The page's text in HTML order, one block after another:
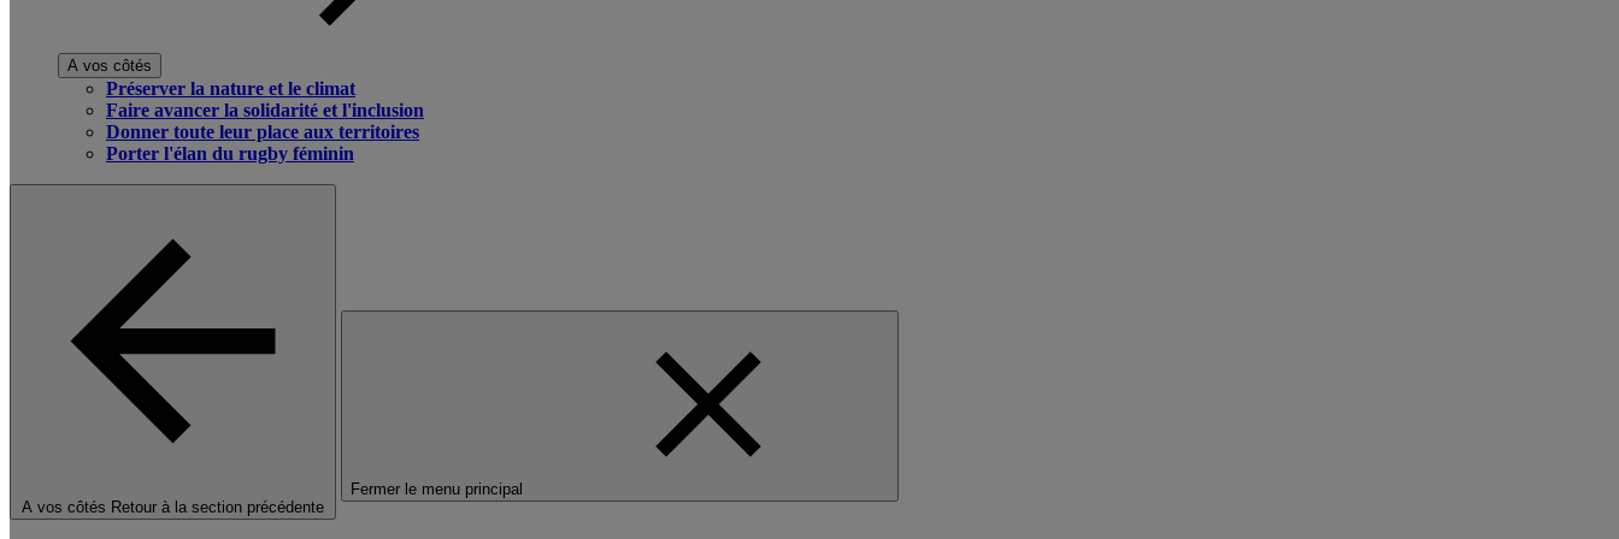
A vos côtés
Préserver la nature et le climat
Faire avancer la solidarité et l'inclusion
Donner toute leur place aux territoires
Porter l'élan du rugby féminin
A vos côtés Retour à la section précédente
Fermer le menu principal